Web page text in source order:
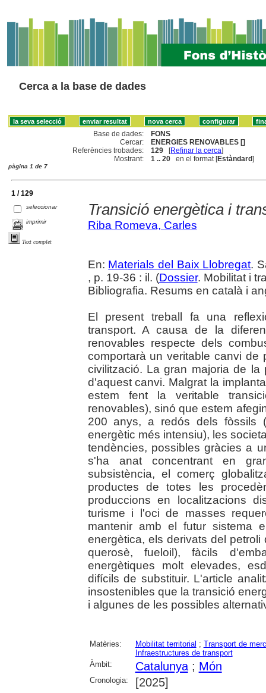
Cerca a la base de dades
Base de dades:
FONS
Cercar:
ENERGIES RENOVABLES []
Referències trobades:
129 [Refinar la cerca]
Mostrant:
1 .. 20 en el format [Estàndard]
pàgina 1 de 7
1 / 129
seleccionar
imprimir
Text complet
Transició energètica i
Riba Romeva, Carles
En: Materials del Baix Llobregat.
, p. 19-36 : il. (Dossier. Mobilitat i
Bibliografia. Resums en català i
El present treball fa una
transport. A causa de la
renovables respecte dels
comportarà un veritable canvi
civilització. La gran majoria de
d'aquest canvi. Malgrat la
estem fent la veritable
renovables), sinó que estem
200 anys, a redós dels fòssils
energètic més intensiu), les
tendències, possibles gràcies a
s'ha anat concentrant en
subsistència, el comerç
productes de totes les
produccions en localitzacions
turisme i l'oci de masses
mantenir amb el futur sistema
energètica, els derivats del
querosè, fueloil), fàcils
energètiques molt elevades,
difícils de substituir. L'article
insostenibles que la transició
i algunes de les possibles
Matèries: Mobilitat territorial ; Transport de
Infraestructures de transport
Àmbit:
Catalunya; Món
Cronologia: [2025]